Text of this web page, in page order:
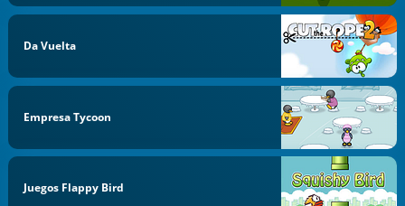
Da Vuelta
Empresa Tycoon
Juegos Flappy Bird